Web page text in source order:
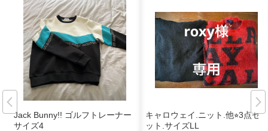
Jack Bunny!! ゴルフトレーナー
サイズ4
キャロウェイ.ニット.他⭐︎3点セ
ット.サイズLL